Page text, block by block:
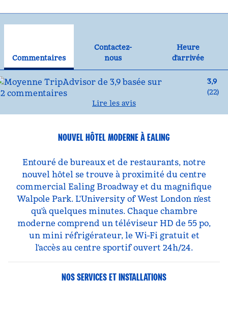
Commentaires
Contactez-
nous
Contactez-nous
Heure
d'arrivée
3,9
(22)
Lire les avis
NOUVEL HÔTEL MODERNE À EALING
Entouré de bureaux et de restaurants, notre
nouvel hôtel se trouve à proximité du centre
commercial Ealing Broadway et du magnifique
Walpole Park. L'University of West London n'est
qu'à quelques minutes. Chaque chambre
moderne comprend un téléviseur HD de 55 po,
un mini réfrigérateur, le Wi-Fi gratuit et
l'accès au centre sportif ouvert 24h/24.
NOS SERVICES ET INSTALLATIONS